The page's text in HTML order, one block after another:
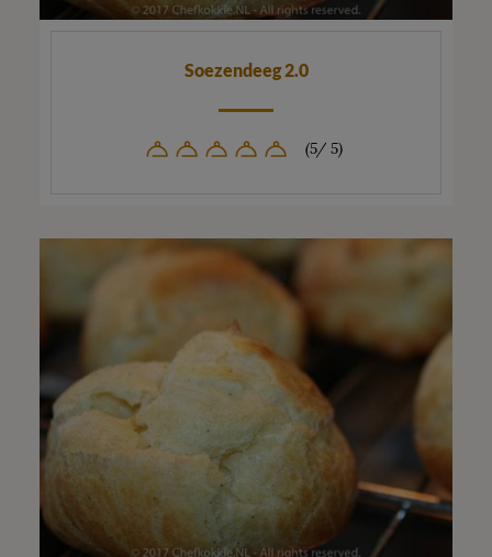
Soezendeeg 2.0
(5/ 5)